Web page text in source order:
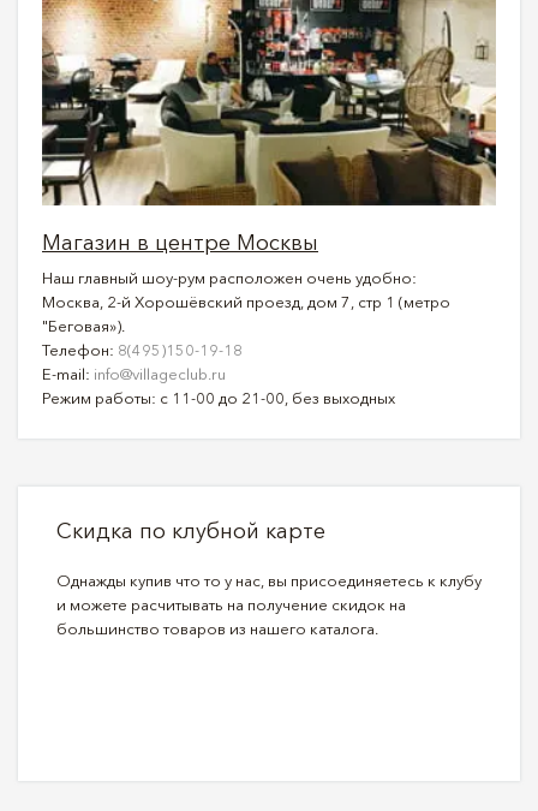
Магазин в центре Москвы
Наш главный шоу-рум расположен очень удобно:
Москва, 2-й Хорошёвский проезд, дом 7, стр 1 (метро
"Беговая»).
Телефон: 8(495)150-19-18
E-mail: info@villageclub.ru
Режим работы: с 11-00 до 21-00, без выходных
Скидка по клубной карте
Однажды купив что то у нас, вы присоединяетесь к клубу
и можете расчитывать на получение скидок на
большинство товаров из нашего каталога.